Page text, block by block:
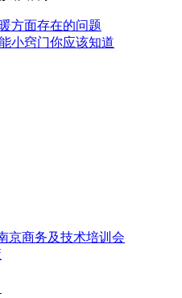
方面存在的问题
小窍门你应该知道
京商务及技术培训会